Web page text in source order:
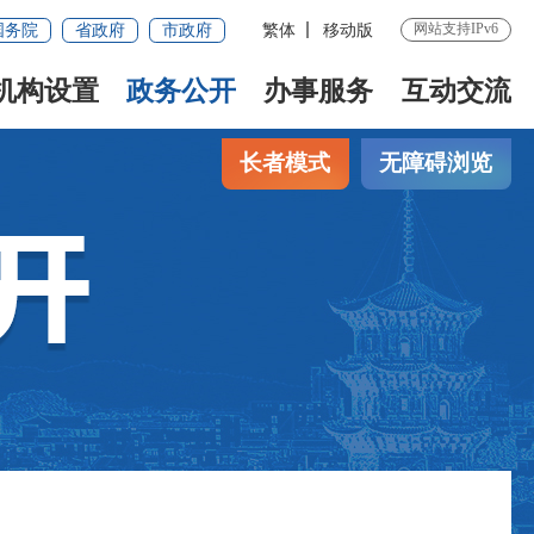
务院 省政府 市政府 繁体 移动版 网站支持IPv6
构设置 政务公开 办事服务 互动交流
长者模式 无障碍浏览